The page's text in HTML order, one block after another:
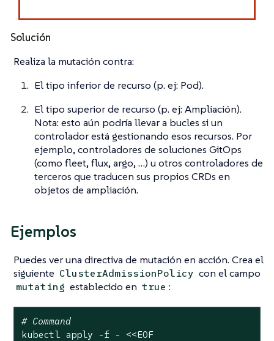
Solución
Realiza la mutación contra:
El tipo inferior de recurso (p. ej: Pod).
El tipo superior de recurso (p. ej: Ampliación).
Nota: esto aún podría llevar a bucles si un
controlador está gestionando esos recursos. Por
ejemplo, controladores de soluciones GitOps
(como fleet, flux, argo, …​) u otros controladores de
terceros que traducen sus propios CRDs en
objetos de ampliación.
Ejemplos
Puedes ver una directiva de mutación en acción. Crea el
siguiente ClusterAdmissionPolicy con el campo
mutating establecido en true :
# Command
kubectl apply -f - <<EOF